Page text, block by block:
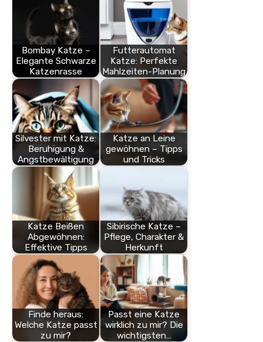
Bombay Katze –
Elegante Schwarze
Katzenrasse
Futterautomat
Katze: Perfekte
Mahlzeiten-Planung
Silvester mit Katze:
Beruhigung &
Angstbewältigung
Katze an Leine
gewöhnen – Tipps
und Tricks
Katze Beißen
Abgewöhnen:
Effektive Tipps
Sibirische Katze –
Pflege, Charakter &
Herkunft
Finde heraus:
Welche Katze passt
zu mir?
Passt eine Katze
wirklich zu mir? Die
wichtigsten…